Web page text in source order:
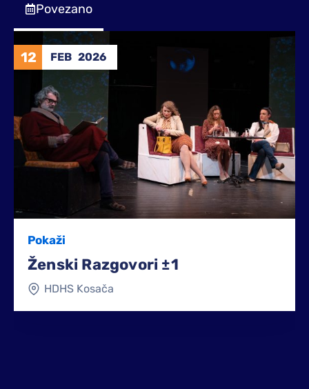
Povezano
12 FEB 2026
Pokaži
Ženski Razgovori ±1
HDHS Kosača